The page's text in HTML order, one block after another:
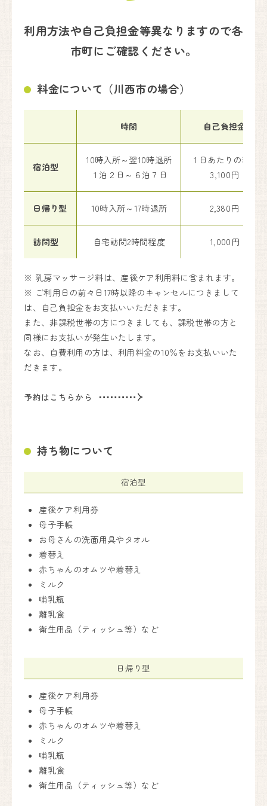
利用方法や自己負担金等異なりますので各
市町にご確認ください。
料金について（川西市の場合）
時間 自己負担金
宿泊型
10時入所～翌10時退所
１泊２日～６泊７日
１日あたりの料金
3,100円
日帰り型 10時入所～17時退所 2,380円
訪問型 自宅訪問2時間程度 1,000円
※ 乳房マッサージ料は、産後ケア利用料に含まれます。
※ ご利用日の前々日17時以降のキャンセルにつきまして
は、自己負担金をお支払いいただきます。
また、非課税世帯の方につきましても、課税世帯の方と
同様にお支払いが発生いたします。
なお、自費利用の方は、利用料金の10％をお支払いいた
だきます。
予約はこちらから
持ち物について
宿泊型
産後ケア利用券
母子手帳
お母さんの洗面用具やタオル
着替え
赤ちゃんのオムツや着替え
ミルク
哺乳瓶
離乳食
衛生用品（ティッシュ等）など
日帰り型
産後ケア利用券
母子手帳
赤ちゃんのオムツや着替え
ミルク
哺乳瓶
離乳食
衛生用品（ティッシュ等）など
徳林寺さんの道路向かいになり、
側道沿いの看板が目印になります。
Google Maps
妊婦健康診査助成券をお使いいただけます。
見学も承っております。お気軽にお問い合わせください。
お問い合わせフォーム
090-6669-7779